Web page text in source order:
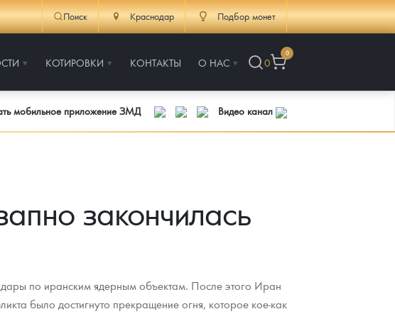
Поиск Краснодар Подбор монет
КОТИРОВКИ КОНТАКТЫ О НАС 0
0
мобильное приложение ЗМД Видео канал
закончилась
по иранским ядерным объектам. После этого Иран
было достигнуто прекращение огня, которое кое-как